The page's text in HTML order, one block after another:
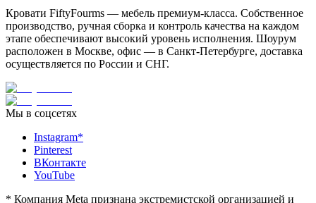
Кровати FiftyFourms — мебель премиум-класса. Собственное
производство, ручная сборка и контроль качества на каждом
этапе обеспечивают высокий уровень исполнения. Шоурум
расположен в Москве, офис — в Санкт-Петербурге, доставка
осуществляется по России и СНГ.
Мы в соцсетях
Instagram*
Pinterest
ВКонтакте
YouTube
* Компания Meta признана экстремистской организацией и